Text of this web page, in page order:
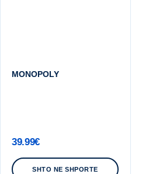
MONOPOLY
39.99€
SHTO NE SHPORTE